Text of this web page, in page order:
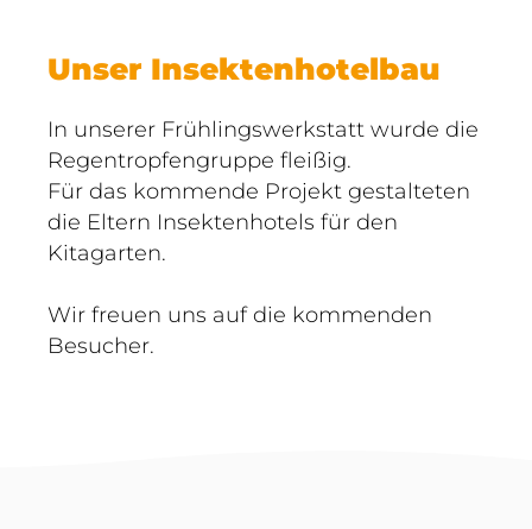
Unser Insektenhotelbau
In unserer Frühlingswerkstatt wurde die
Regentropfengruppe fleißig.
Für das kommende Projekt gestalteten
die Eltern Insektenhotels für den
Kitagarten.
Wir freuen uns auf die kommenden
Besucher.